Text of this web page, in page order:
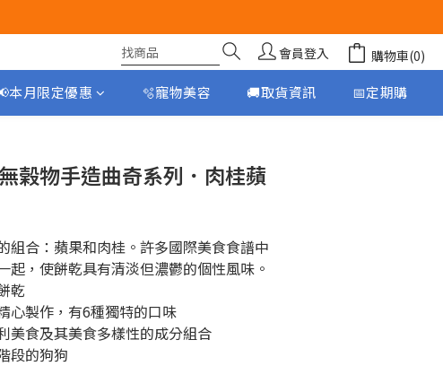
會員登入 購物車(0)
本月限定優惠 🫧寵物美容 🚚取貨資訊 📅定期購
榖物手造曲奇系列．肉桂蘋
組合：蘋果和肉桂。許多國際美食食譜中
起，使餅乾具有清淡但濃鬱的個性風味。
乾
心製作，有6種獨特的口味
美食及其美食多樣性的成分組合
段的狗狗